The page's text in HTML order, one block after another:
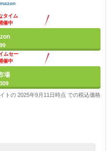
タイム
催中
ムセー
催中
場
トの 2025年9月11日時点 での税込価格